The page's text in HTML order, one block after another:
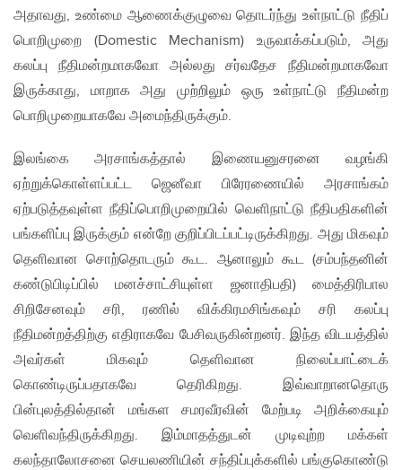
அதாவது, உண்மை ஆணைக்குழுவை தொடர்ந்து உள்நாட்டு நீதிப்
பொறிமுறை (Domestic Mechanism) உருவாக்கப்படும், அது
கலப்பு நீதிமன்றமாகவோ அல்லது சர்வதேச நீதிமன்றமாகவோ
இருக்காது, மாறாக அது முற்றிலும் ஒரு உள்நாட்டு நீதிமன்ற
பொறிமுறையாகவே அமைந்திருக்கும்.
இலங்கை அரசாங்கத்தால் இணையனுசரனை வழங்கி
ஏற்றுக்கொள்ளப்பட்ட ஜெனீவா பிரேரணையில் அரசாங்கம்
ஏற்படுத்தவுள்ள நீதிப்பொறிமுறையில் வெளிநாட்டு நீதிபதிகளின்
பங்களிப்பு இருக்கும் என்றே குறிப்பிடப்பட்டிருக்கிறது. அது மிகவும்
தெளிவான சொற்தொடரும் கூட. ஆனாலும் கூட (சம்பந்தனின்
கண்டுபிடிப்பில் மனச்சாட்சியுள்ள ஜனாதிபதி) மைத்திரிபால
சிறிசேனவும் சரி, ரணில் விக்கிரமசிங்கவும் சரி கலப்பு
நீதிமன்றத்திற்கு எதிராகவே பேசிவருகின்றனர். இந்த விடயத்தில்
அவர்கள் மிகவும் தெளிவான நிலைப்பாட்டைக்
கொண்டிருப்பதாகவே தெரிகிறது. இவ்வாறானதொரு
பின்புலத்தில்தான் மங்கள சமரவீரவின் மேற்படி அறிக்கையும்
வெளிவந்திருக்கிறது. இம்மாதத்துடன் முடிவுற்ற மக்கள்
கலந்தாலோசனை செயலணியின் சந்திப்புக்களில் பங்குகொண்டு